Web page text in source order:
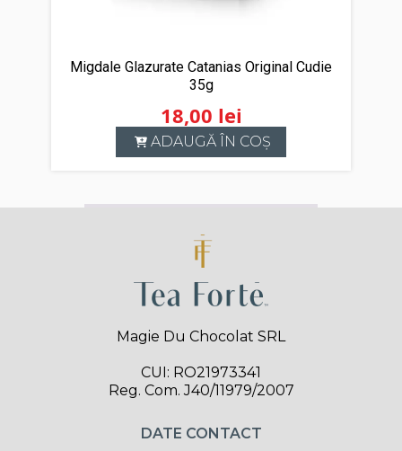
Migdale Glazurate Catanias Original Cudie
35g
18,00 lei
ADAUGĂ ÎN COȘ
Magie Du Chocolat SRL
CUI: RO21973341
Reg. Com. J40/11979/2007
DATE CONTACT